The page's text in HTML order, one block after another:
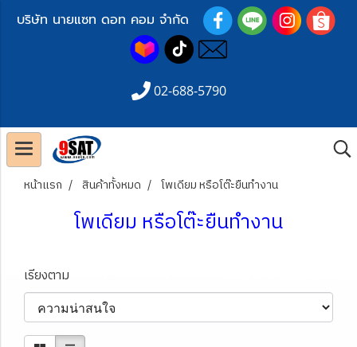
บริษัท นายแซท ดอท คอม จำกัด
02-688-5790
หน้าแรก สินค้าทั้งหมด โพเดียม หรือโต๊ะยืนทำงาน
โพเดียม หรือโต๊ะยืนทำงาน
เรียงตาม